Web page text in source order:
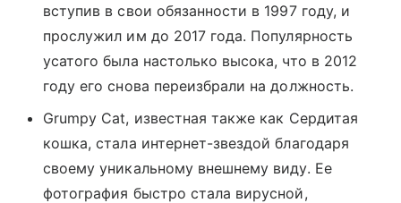
вступив в свои обязанности в 1997 году, и
прослужил им до 2017 года. Популярность
усатого была настолько высока, что в 2012
году его снова переизбрали на должность.
Grumpy Cat, известная также как Сердитая
кошка, стала интернет-звездой благодаря
своему уникальному внешнему виду. Ее
фотография быстро стала вирусной,